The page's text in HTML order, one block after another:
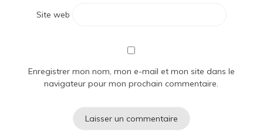
Site web
Enregistrer mon nom, mon e-mail et mon site dans le
navigateur pour mon prochain commentaire.